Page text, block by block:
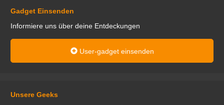
Gadget Einsenden
Informiere uns über deine Entdeckungen
User-gadget einsenden
Unsere Geeks